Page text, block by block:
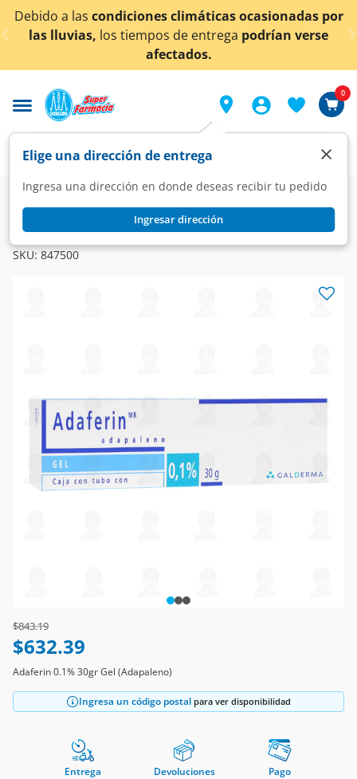
< div class="carousel-inner">
climáticas ocasionadas por
de entregapodrían verse
¡Ahora también en
Elige una dirección de entrega
Ingresa una dirección en donde deseas recibir tu pedido
Ingresar dirección
×
0
Farmacia Dermatología Dermatología Especializada
Adaferin Gel 0.1%, 30 gr.
SKU: 847500
Price reduced from
$843.19to
$632.39
Adaferin 0.1% 30gr Gel (Adapaleno)
Ingresa un código postal para ver disponibilidad
Entrega Devoluciones Pago